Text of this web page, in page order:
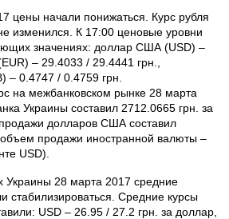
цены начали понижаться. Курс рубля
изменился. К 17:00 ценовые уровни
значениях: доллар США (USD) –
– 29.4033 / 29.4441 грн.,
– 0.4747 / 0.4759 грн.
на межбанковском рынке 28 марта
Украины составил 2712.0665 грн. за
долларов США составил
продажи иностранной валюты –
USD).
Украины 28 марта 2017 средние
стабилизироваться. Средние курсы
USD – 26.95 / 27.2 грн. за доллар,